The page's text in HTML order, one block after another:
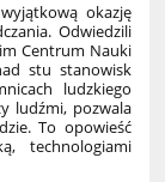
okazję
Odwiedzili
Centrum Nauki
stu stanowisk
ludzkiego
ludźmi, pozwala
To opowieść
technologiami